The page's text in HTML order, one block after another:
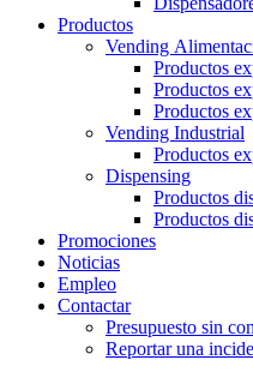
Productos
Vending
Productos
Productos
Productos
Vending Industrial
Productos
Dispensing
Productos
Productos
Promociones
Noticias
Empleo
Contactar
Presupuesto sin
Reportar una